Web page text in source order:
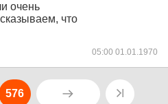
очень
что
05:00 01.01.1970
576